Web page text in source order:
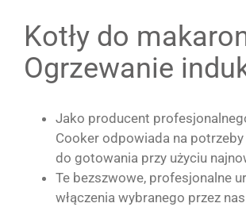
Kotły do
Ogrzewanie
Jako producent
Cooker odpowiada na
do gotowania przy użyciu
Te bezszwowe, profesjonalne
włączenia wybranego przez